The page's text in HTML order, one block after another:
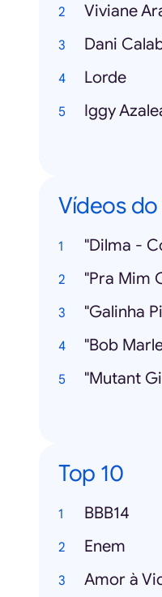
Viviane
Dani
Lorde
Iggy
Vídeos do
"Dilma -
"Pra Mim
"Bob
Top 10
BBB14
Enem
Amor à